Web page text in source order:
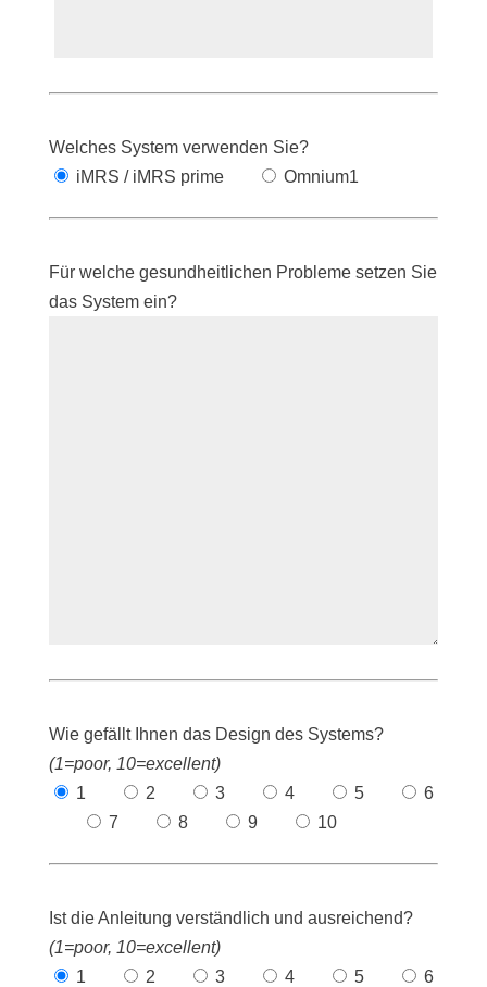
Welches System verwenden Sie?
iMRS / iMRS prime
Omnium1
Für welche gesundheitlichen Probleme setzen Sie
das System ein?
Wie gefällt Ihnen das Design des Systems?
(1=poor, 10=excellent)
1
2 3 4 5
6
7
8 9 10
Ist die Anleitung verständlich und ausreichend?
(1=poor, 10=excellent)
1
2 3 4 5
6